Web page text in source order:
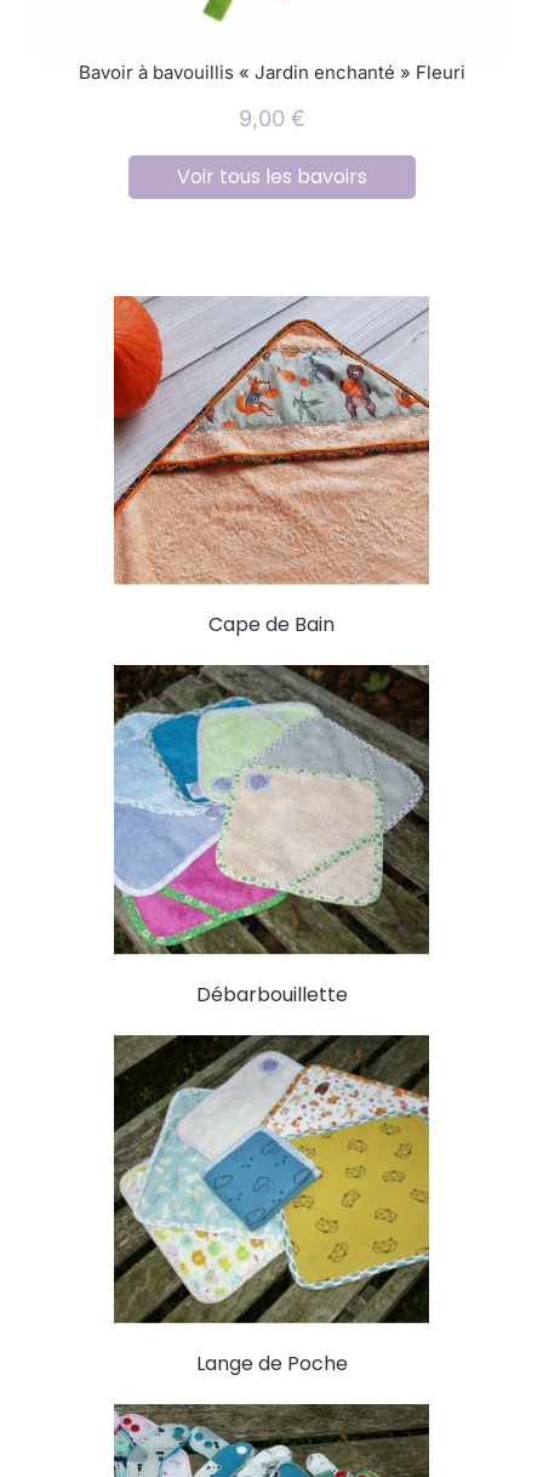
Bavoir à bavouillis « Jardin enchanté » Fleuri
9,00 €
Voir tous les bavoirs
Cape de Bain
Débarbouillette
Lange de Poche